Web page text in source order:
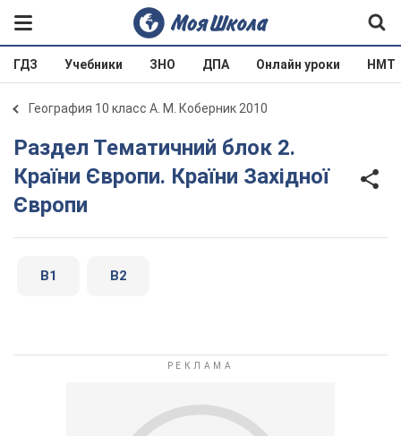
ГДЗ Учебники ЗНО ДПА Онлайн уроки НМТ
География 10 класс А. М. Коберник 2010
Раздел Тематичний блок 2.
Країни Європи. Країни Західної
Європи
В1 В2